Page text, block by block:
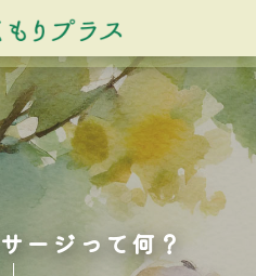
サ ー ジ っ て何 ？